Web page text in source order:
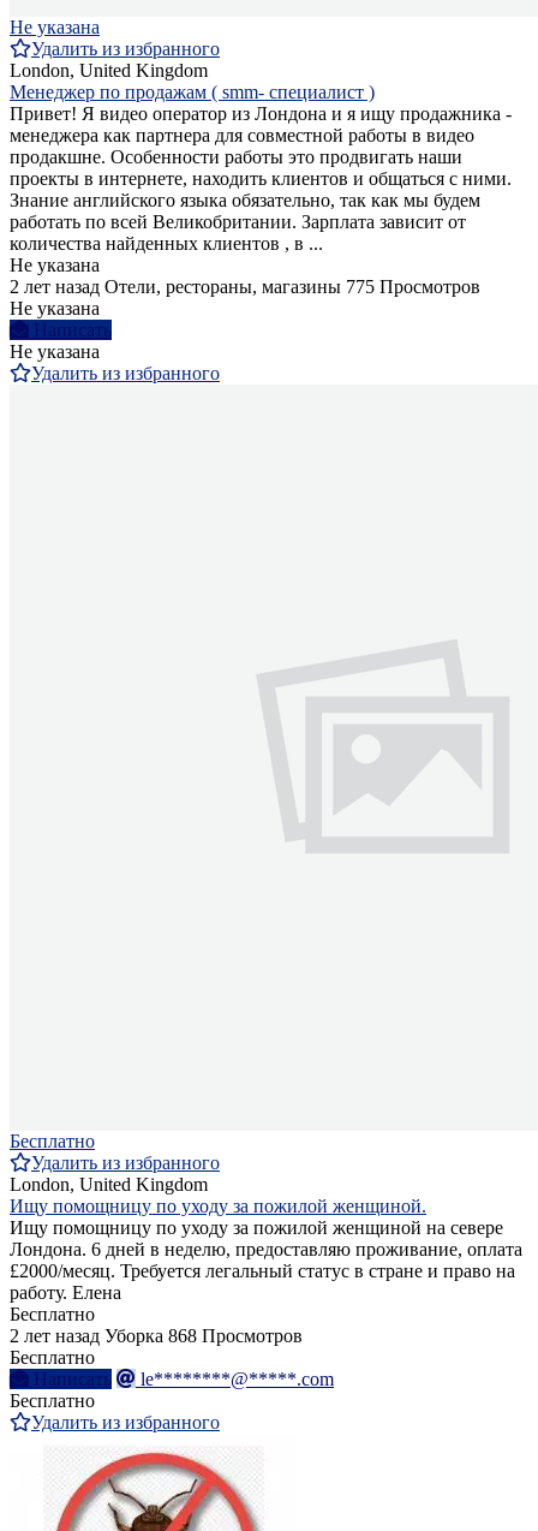
Не указана
Удалить из избранного
London, United Kingdom
Менеджер по продажам ( smm- специалист )
Привет! Я видео оператор из Лондона и я ищу продажника -
менеджера как партнера для совместной работы в видео
продакшне. Особенности работы это продвигать наши
проекты в интернете, находить клиентов и общаться с ними.
Знание английского языка обязательно, так как мы будем
работать по всей Великобритании. Зарплата зависит от
количества найденных клиентов , в ...
Не указана
2 лет назад Отели, рестораны, магазины 775 Просмотров
Не указана
Написать
Не указана
Удалить из избранного
Бесплатно
Удалить из избранного
London, United Kingdom
Ищу помощницу по уходу за пожилой женщиной.
Ищу помощницу по уходу за пожилой женщиной на севере
Лондона. 6 дней в неделю, предоставляю проживание, оплата
£2000/месяц. Требуется легальный статус в стране и право на
работу. Елена
Бесплатно
2 лет назад Уборка 868 Просмотров
Бесплатно
Написать
le********@*****.com
Бесплатно
Удалить из избранного